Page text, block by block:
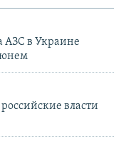
АЗС в Украине
власти